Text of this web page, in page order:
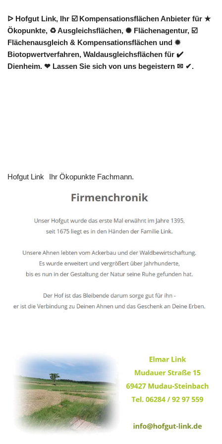
ᐅ Hofgut Link, Ihr ☑️ Kompensationsflächen Anbieter für ★
Ökopunkte, ♻ Ausgleichsflächen, ✺ Flächenagentur, ☑️
Flächenausgleich & Kompensationsflächen und ✹
Biotopwertverfahren, Waldausgleichsflächen für ✔️
Dienheim. ❤ Lassen Sie sich von uns begeistern ✉ ✔.
Hofgut Link Ihr Ökopunkte Fachmann.